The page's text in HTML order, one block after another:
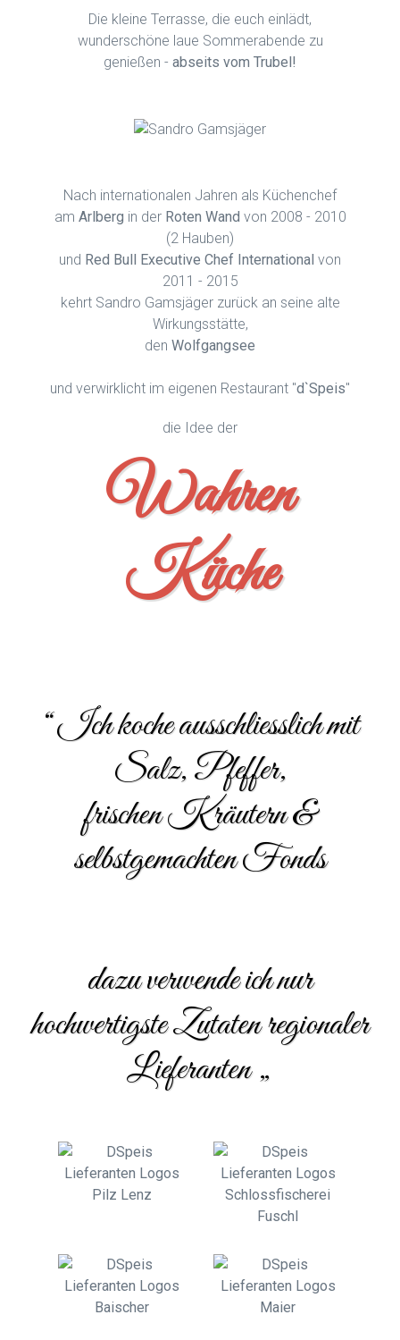
Die kleine Terrasse, die euch einlädt,
wunderschöne laue Sommerabende zu
genießen - abseits vom Trubel!
Nach internationalen Jahren als Küchenchef
am Arlberg in der Roten Wand von 2008 - 2010
(2 Hauben)
und Red Bull Executive Chef International von
2011 - 2015
kehrt Sandro Gamsjäger zurück an seine alte
Wirkungsstätte,
den Wolfgangsee
und verwirklicht im eigenen Restaurant "d`Speis"
die Idee der
Wahren
Küche
“ Ich koche ausschliesslich mit
Salz, Pfeffer,
frischen Kräutern &
selbstgemachten Fonds
dazu verwende ich nur
hochwertigste Zutaten regionaler
Lieferanten „